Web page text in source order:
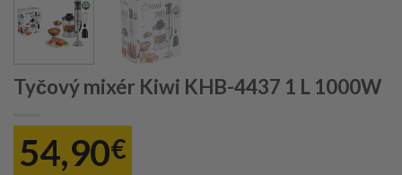
Tyčový mixér Kiwi KHB-4437 1 L 1000W
54,90€